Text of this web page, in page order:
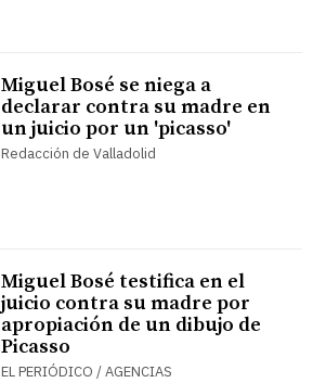
Miguel Bosé se niega a
declarar contra su madre en
un juicio por un 'picasso'
Redacción de Valladolid
Miguel Bosé testifica en el
juicio contra su madre por
apropiación de un dibujo de
Picasso
EL PERIÓDICO / AGENCIAS